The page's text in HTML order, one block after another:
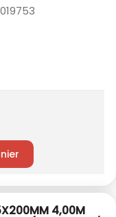
019753
4,00M